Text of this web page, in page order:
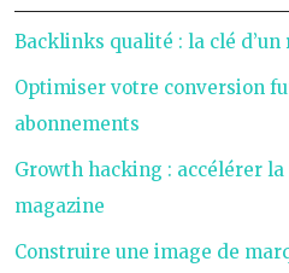
Backlinks qualité : la clé
Optimiser votre conversion
abonnements
Growth hacking : accélérer
magazine
Construire une image de